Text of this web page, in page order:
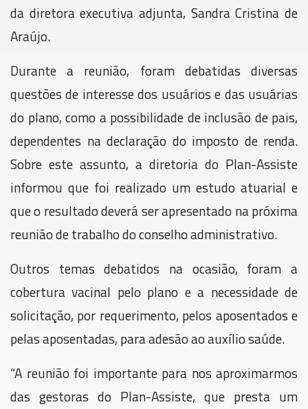
da diretora executiva adjunta, Sandra Cristina de
Araújo.
Durante a reunião, foram debatidas diversas
questões de interesse dos usuários e das usuárias
do plano, como a possibilidade de inclusão de pais,
dependentes na declaração do imposto de renda.
Sobre este assunto, a diretoria do Plan-Assiste
informou que foi realizado um estudo atuarial e
que o resultado deverá ser apresentado na próxima
reunião de trabalho do conselho administrativo.
Outros temas debatidos na ocasião, foram a
cobertura vacinal pelo plano e a necessidade de
solicitação, por requerimento, pelos aposentados e
pelas aposentadas, para adesão ao auxílio saúde.
“A reunião foi importante para nos aproximarmos
das gestoras do Plan-Assiste, que presta um